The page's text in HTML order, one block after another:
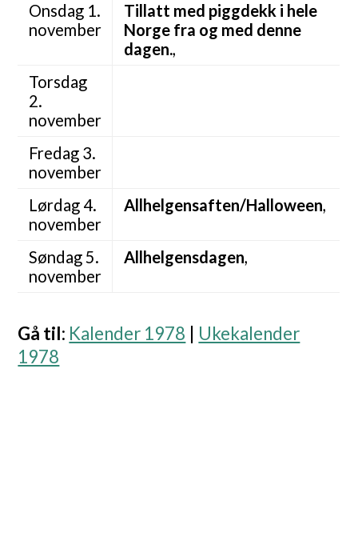
Onsdag 1.
november
Tillatt med piggdekk i hele
Norge fra og med denne
dagen.,
Torsdag
2.
november
Fredag 3.
november
Lørdag 4.
november
Allhelgensaften/Halloween,
Søndag 5.
november
Allhelgensdagen,
Gå til: Kalender 1978
Ukekalender
1978